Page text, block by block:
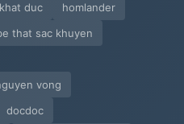
khat duc
homlander
that sac khuyen
vong
docdoc